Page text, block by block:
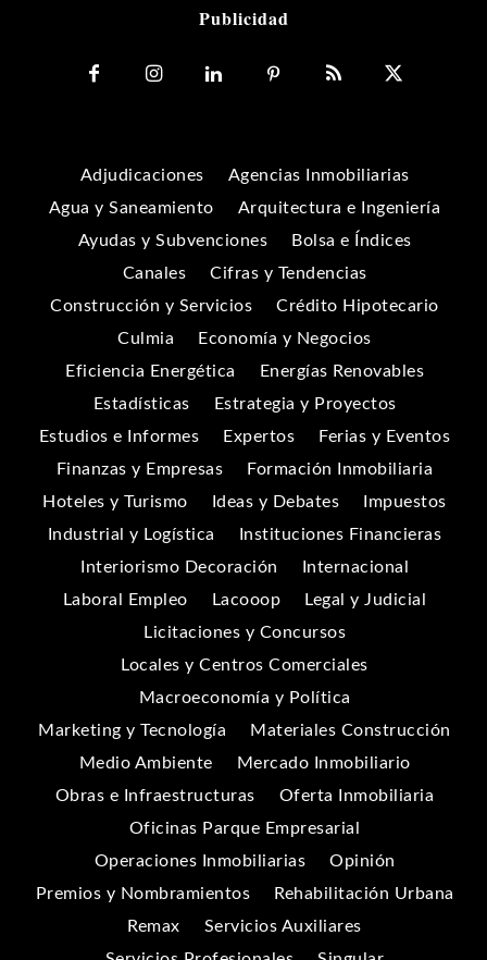
Publicidad
Adjudicaciones
Agencias Inmobiliarias
Agua y Saneamiento
Arquitectura e Ingeniería
Ayudas y Subvenciones
Bolsa e Índices
Canales
Cifras y Tendencias
Construcción y Servicios
Crédito Hipotecario
Culmia
Economía y Negocios
Eficiencia Energética
Energías Renovables
Estadísticas
Estrategia y Proyectos
Estudios e Informes
Expertos
Ferias y Eventos
Finanzas y Empresas
Formación Inmobiliaria
Hoteles y Turismo
Ideas y Debates
Impuestos
Industrial y Logística
Instituciones Financieras
Interiorismo Decoración
Internacional
Laboral Empleo
Lacooop
Legal y Judicial
Licitaciones y Concursos
Locales y Centros Comerciales
Macroeconomía y Política
Marketing y Tecnología
Materiales Construcción
Medio Ambiente
Mercado Inmobiliario
Obras e Infraestructuras
Oferta Inmobiliaria
Oficinas Parque Empresarial
Operaciones Inmobiliarias
Opinión
Premios y Nombramientos
Rehabilitación Urbana
Remax
Servicios Auxiliares